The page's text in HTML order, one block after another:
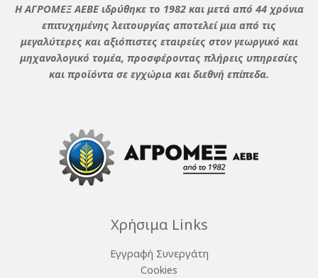
Η ΑΓΡΟΜΕΞ ΑΕΒΕ ιδρύθηκε το 1982 και μετά από 44 χρόνια
επιτυχημένης λειτουργίας αποτελεί μια από τις
μεγαλύτερες και αξιόπιστες εταιρείες στον γεωργικό και
μηχανολογικό τομέα, προσφέροντας πλήρεις υπηρεσίες
και προϊόντα σε εγχώρια και διεθνή επίπεδα.
Χρήσιμα Links
Εγγραφή Συνεργάτη
Cookies